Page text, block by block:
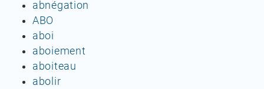
abnégation
ABO
aboi
aboiement
aboiteau
abolir